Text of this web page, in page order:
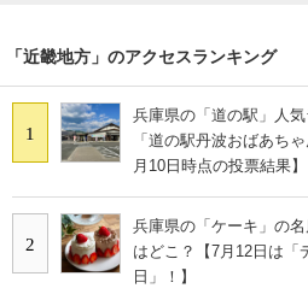
「近畿地方」のアクセスランキング
1
兵庫県の「道の駅」人
「道の駅丹波おばあち
月10日時点の投票結果】
2
兵庫県の「ケーキ」の
はどこ？【7月12日は「
日」！】